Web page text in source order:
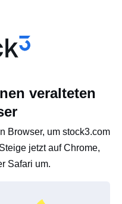
veralteten
Browser, um stock3.com
jetzt auf Chrome,
Safari um.